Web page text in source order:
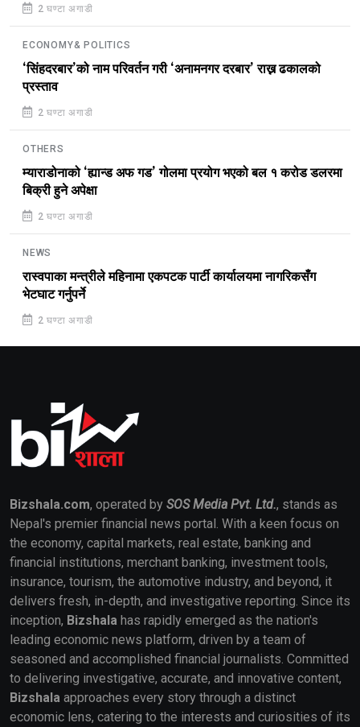
2 घण्टा अगाडी
ECONOMY& POLITICS
‘सिंहदरबार’को नाम परिवर्तन गरी ‘अनामनगर दरबार’ राख्न ढकालको
प्रस्ताव
2 घण्टा अगाडी
OTHERS
म्याराडोनाको ‘ह्यान्ड अफ गड’ गोलमा प्रयोग भएको बल १ करोड डलरमा
बिक्री हुने अपेक्षा
2 घण्टा अगाडी
NEWS
रास्वपाका मन्त्रीले महिनामा एकपटक पार्टी कार्यालयमा नागरिकसँग
भेटघाट गर्नुपर्ने
2 घण्टा अगाडी
Bizshala.com, operated by SOS Media Pvt. Ltd., stands as
Nepal's premier financial news portal. With a keen focus on
the economy, capital markets, real estate, banking and
financial institutions, merchant banking, investment tools,
insurance, tourism, the automotive industry, and beyond, it
delivers fresh, in-depth, and investigative reporting. Since its
inception, Bizshala has rapidly emerged as the nation's
leading economic news platform, driven by a team of
seasoned and accomplished financial journalists. Committed
to delivering investigative, accurate, and innovative content,
Bizshala approaches every story through a distinct
economic lens, catering to the interests and curiosities of its